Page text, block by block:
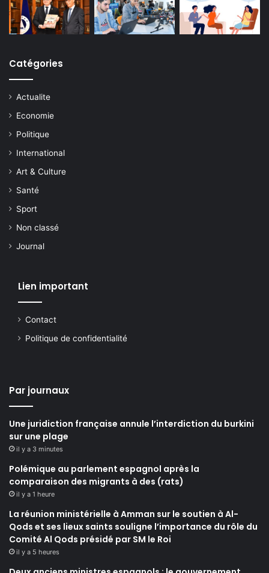
Catégories
Actualite
Economie
Politique
International
Art & Culture
Santé
Sport
Non classé
Journal
Lien important
Contact
Politique de confidentialité
Par journaux
Une juridiction française annule l’interdiction du burkini
sur une plage
il y a 3 minutes
Polémique au parlement espagnol après la
comparaison des migrants à des (rats)
il y a 1 heure
La réunion ministérielle à Amman sur le soutien à Al-
Qods et ses lieux saints souligne l’importance du rôle du
Comité Al Qods présidé par SM le Roi
il y a 5 heures